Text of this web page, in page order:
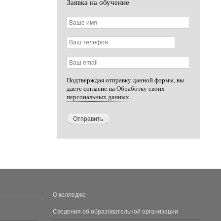
Ваше
имя
Ваш
телефон
Ваш
email
Подтверждая отправку данной формы, вы
даете согласие наОбработку своих
персональных данных.
МЕНЮ
В
ПОДВАЛЕ
О колледже
Сведения об образовательной организации